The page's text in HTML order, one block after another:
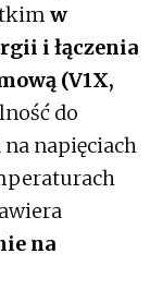
w
i łączenia
(V1X,
do
napięciach
na